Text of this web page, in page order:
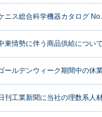
ニス総合科学機器カタログ
東情勢に伴う商品供給について
ールデンウィーク期間中の休
刊工業新聞に当社の理数系人